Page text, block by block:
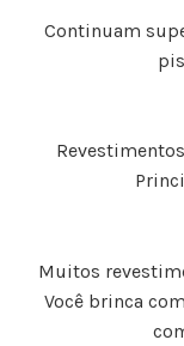
Continuam
Muitos
Você brinca